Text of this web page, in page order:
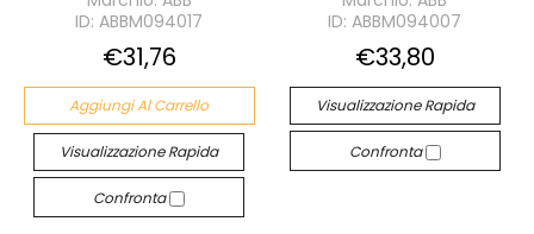
ID: ABBM094017
€31,76
Aggiungi Al Carrello
Visualizzazione Rapida
Confronta
ID: ABBM094007
€33,80
Visualizzazione Rapida
Confronta